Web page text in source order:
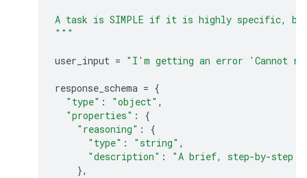
A task is SIMPLE if it is highly specific,
"""
user_input = "I'm getting an error 'Cannot
response_schema = {
"type" : "object" ,
"properties" :
{
"reasoning" :
{
"type" : "string" ,
"description" :
"A brief, step-by-step
},